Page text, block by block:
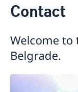
Swedish
Contact
News
Applications for
Adoption
European
Calendar
Swedish
Contact
Welcome to
Belgrade.